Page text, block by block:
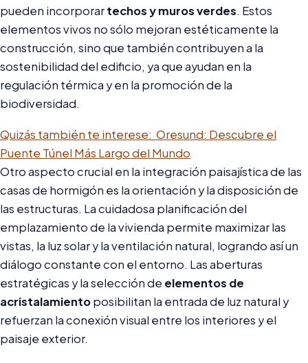
pueden incorporartechos y muros verdes. Estos
elementos vivos no sólo mejoran estéticamente la
construcción, sino que también contribuyen a la
sostenibilidad del edificio, ya que ayudan en la
regulación térmica y en la promoción de la
biodiversidad.
Quizás también te interese: Oresund: Descubre el
Puente Túnel Más Largo del Mundo
Otro aspecto crucial en la integración paisajística de las
casas de hormigón es la orientación y la disposición de
las estructuras. La cuidadosa planificación del
emplazamiento de la vivienda permite maximizar las
vistas, la luz solar y la ventilación natural, logrando así un
diálogo constante con el entorno. Las aberturas
estratégicas y la selección de elementos de
acristalamientoposibilitan la entrada de luz natural y
refuerzan la conexión visual entre los interiores y el
paisaje exterior.